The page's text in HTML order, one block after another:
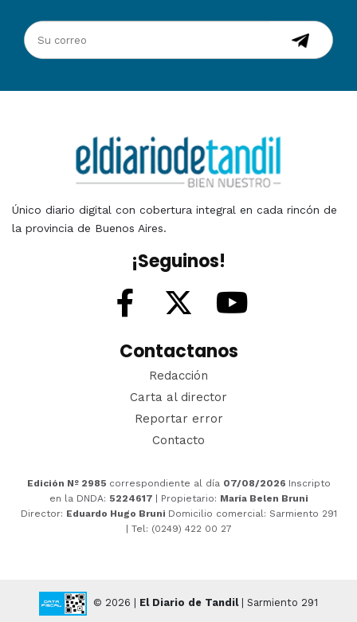
Único diario digital con cobertura integral en cada rincón de
la provincia de Buenos Aires.
¡Seguinos!
Contactanos
Redacción
Carta al director
Reportar error
Contacto
Edición Nº 2985 correspondiente al día 07/08/2026 Inscripto
en la DNDA: 5224617 | Propietario: María Belen Bruni
Director: Eduardo Hugo Bruni Domicilio comercial: Sarmiento 291
| Tel: (0249) 422 00 27
© 2026 | El Diario de Tandil| Sarmiento 291